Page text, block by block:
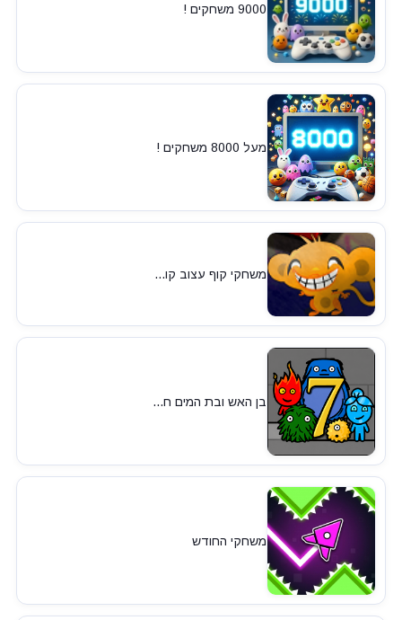
9000 משחקים !
מעל 8000 משחקים !
משחקי קוף עצוב קו...
בן האש ובת המים ח...
משחקי החודש